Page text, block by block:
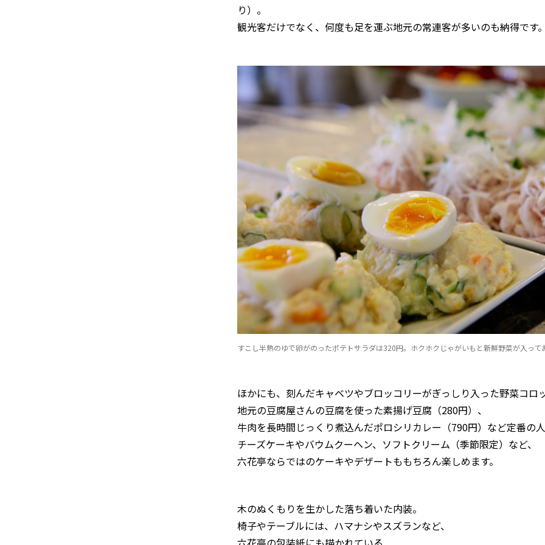
り）。
観光客だけでなく、何度も足を運ぶ地元の常連客が多いのも納得です
すこし半熟のゆで卵がのったポテトサラダは320円。ホクホクじゃがいもと新鮮野菜が入って
ほかにも、刻んだキャベツやブロッコリーがぎっしり入った野菜コロ
地元の豆腐屋さんの豆腐を使った素揚げ豆腐（280円）、
牛肉を長時間じっくり煮込んだポロシリカレー（790円）など定番の
チーズケーキやバウムクーヘン、ソフトクリーム（季節限定）など、
六花亭ならではのケーキやデザートももちろん楽しめます。
木のぬくもりを生かした落ち着いた内装。
椅子やテーブルには、ハマナシやスズランなど、